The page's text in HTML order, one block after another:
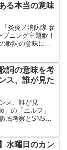
る本当の意味
『炎炎ノ消防隊 参
ニング主題歌！
歌詞の意味につ
詞の意味を考
ス、誰が見た
ス、誰が見
」の「エルフ」
底考察とSNSで
水曜日のカン